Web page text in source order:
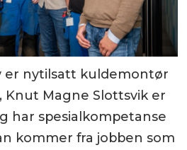
er nytilsatt kuldemontør
Knut Magne Slottsvik er
har spesialkompetanse
kommer fra jobben som